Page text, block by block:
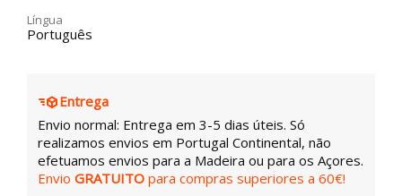
Língua
Português
Entrega
Envio normal: Entrega em 3-5 dias úteis. Só
realizamos envios em Portugal Continental, não
efetuamos envios para a Madeira ou para os Açores.
Envio GRATUITO para compras superiores a 60€!